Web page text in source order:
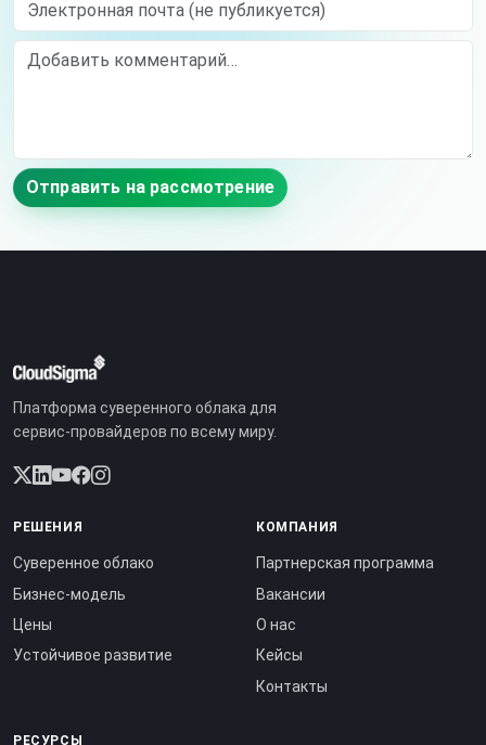
Comment
Отправить на рассмотрение
Платформа суверенного облака для
сервис-провайдеров по всему миру.
РЕШЕНИЯ
Суверенное облако
Бизнес-модель
Цены
Устойчивое развитие
КОМПАНИЯ
Партнерская программа
Вакансии
О нас
Кейсы
Контакты
РЕСУРСЫ